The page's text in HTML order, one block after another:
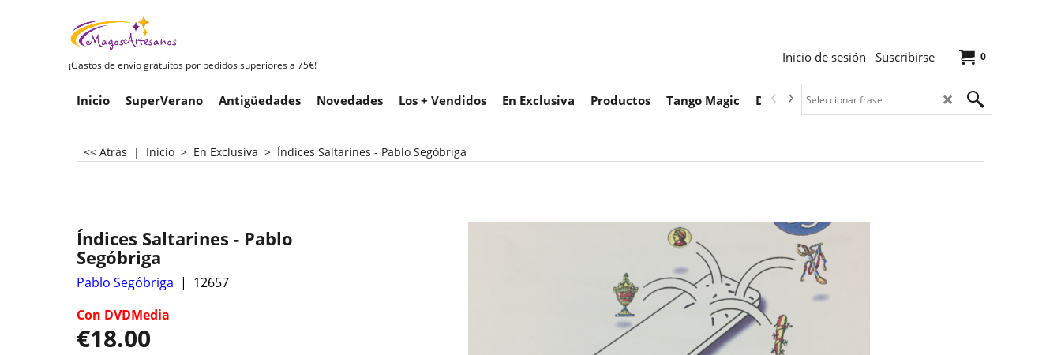
¡Gastos de envío gratuitos por pedidos superiores a 75€!
0
Inicio de sesión Suscribirse
Inicio SuperVerano Antigüedades Novedades Los + Vendidos En Exclusiva Productos Tango Magic Descargas
<< Atrás | Inicio > En Exclusiva > Índices Saltarines - Pablo Segóbriga
Índices Saltarines - Pablo
Segóbriga
Pablo Segóbriga
12657
Con DVDMedia
€18.00